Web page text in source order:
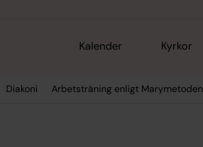
Kalender Kyrkor
Diakoni Arbetsträning enligt Marymetoden